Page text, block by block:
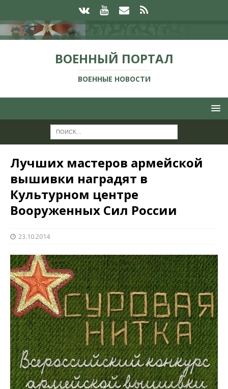
ВОЕННЫЙ ПОРТАЛ
ВОЕННЫЕ НОВОСТИ
Лучших мастеров армейской
вышивки наградят в
Культурном центре
Вооруженных Сил России
23.10.2014